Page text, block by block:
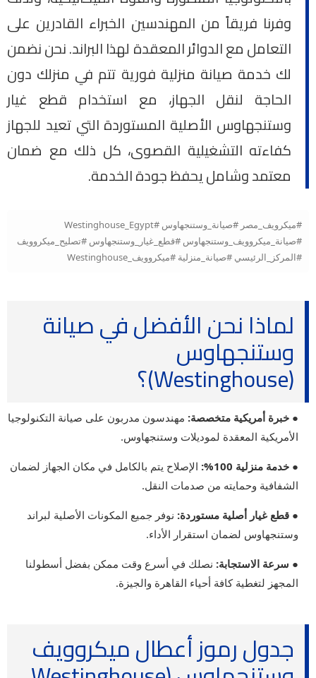
وفرنا فريقاً من المهندسين الخبراء القادرين على
التعامل مع الدوائر المعقدة لهذا البراند. نحن نضمن
لك خدمة صيانة منزلية فورية تتم في منزلك دون
الحاجة لنقل الجهاز، مع استخدام قطع غيار
وستنجهاوس الأصلية المستوردة التي تعيد للجهاز
كفاءته التشغيلية القصوى، كل ذلك مع ضمان
معتمد وشامل يحفظ جودة الخدمة.
#ميكرويف_مصر #صيانة_وستنجهاوس #Westinghouse_Egypt
#صيانة_ميكروويف_وستنجهاوس #قطع_غيار_وستنجهاوس #تصليح_ميكروويف
#المركز_الرئيسي #صيانة_منزلية #ميكروويف_Westinghouse
لماذا نحن الأفضل في صيانة
وستنجهاوس
(Westinghouse)؟
● خبرة أمريكية متخصصة: مهندسون مدربون على صيانة التكنولوجيا
الأمريكية المعقدة لموديلات وستنجهاوس.
● خدمة منزلية 100%:
الإصلاح يتم بالكامل في مكان الجهاز لضمان
الشفافية وحمايته من صدمات النقل.
● قطع غيار أصلية مستوردة: نوفر جميع المكونات الأصلية لبراند
وستنجهاوس لضمان استقرار الأداء.
● سرعة الاستجابة: نصلك في أسرع وقت ممكن بفضل أسطولنا
المجهز لتغطية كافة أحياء القاهرة والجيزة.
جدول رموز أعطال ميكروويف